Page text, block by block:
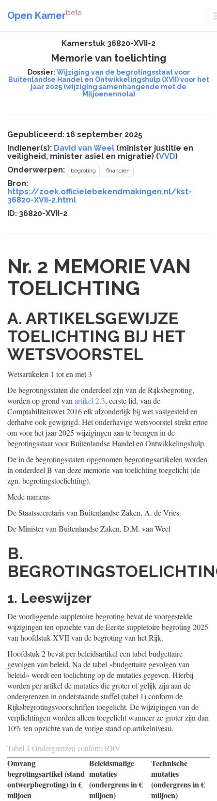
Open Kamerbeta
Kamerstuk 36820-XVII-2
Memorie van toelichting
Dossier: Wijziging van de begrotingsstaat voor
Buitenlandse Handel en Ontwikkelingshulp (XVII) voor het
jaar 2025 (wijziging samenhangende met de
Miljoenennota)
Gepubliceerd: 16 september 2025
Indiener(s): David van Weel (minister justitie en
veiligheid, minister asiel en migratie) (VVD)
Onderwerpen:
begroting financiën
Bron:
https://zoek.officielebekendmakingen.nl/kst-
36820-XVII-2.html
ID: 36820-XVII-2
Nr. 2 MEMORIE VAN
TOELICHTING
A. ARTIKELSGEWIJZE
TOELICHTING BIJ HET
WETSVOORSTEL
Wetsartikelen 1 tot en met 3
De begrotingsstaten die onderdeel zijn van de Rijksbegroting,
worden op grond van artikel 2.3, eerste lid, van de
Comptabiliteitswet 2016 elk afzonderlijk bij wet vastgesteld en
derhalve ook gewijzigd. Het onderhavige wetsvoorstel strekt ertoe
om voor het jaar 2025 wijzigingen aan te brengen in de
begrotingsstaat voor Buitenlandse Handel en Ontwikkelingshulp.
De in de begrotingsstaten opgenomen begrotingsartikelen worden
in onderdeel B van deze memorie van toelichting toegelicht (de
zgn. begrotingstoelichting).
Mede namens
De Staatssecretaris van Buitenlandse Zaken, A. deVries
De Minister van Buitenlandse Zaken, D.M. van Weel
B.
1. Leeswijzer
De voorliggende suppletoire begroting bevat de voorgestelde
wijzigingen ten opzichte van de Eerste suppletoire begroting 2025
van hoofdstuk XVII van de begroting van het Rijk.
Hoofdstuk 2 bevat per beleidsartikel een tabel budgettaire
gevolgen van beleid. Na de tabel «budgettaire gevolgen van
beleid» wordt een toelichting op de mutaties gegeven. Hierbij
worden per artikel de mutaties die groter of gelijk zijn aan de
ondergrenzen in onderstaande staffel (tabel 1) conform de
Rijksbegrotingsvoorschriften toegelicht. De wijzigingen van de
verplichtingen worden alleen toegelicht wanneer ze groter zijn dan
10% ten opzichte van de vorige stand op artikelniveau.
Tabel 1 Ondergrenzen conform RBV
Omvang
begrotingsartikel (stand
ontwerpbegroting) in €
miljoen
Beleidsmatige
mutaties
(ondergrens in €
miljoen)
Technische
mutaties
(ondergrens in €
miljoen)